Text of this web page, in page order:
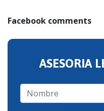
Facebook comments
ASESORIA
Nombre